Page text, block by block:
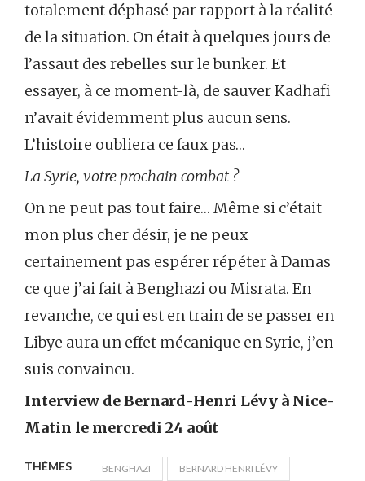
totalement déphasé par rapport à la réalité
de la situation. On était à quelques jours de
l’assaut des rebelles sur le bunker. Et
essayer, à ce moment-là, de sauver Kadhafi
n’avait évidemment plus aucun sens.
L’histoire oubliera ce faux pas…
La Syrie, votre prochain combat ?
On ne peut pas tout faire… Même si c’était
mon plus cher désir, je ne peux
certainement pas espérer répéter à Damas
ce que j’ai fait à Benghazi ou Misrata. En
revanche, ce qui est en train de se passer en
Libye aura un effet mécanique en Syrie, j’en
suis convaincu.
Interview de Bernard-Henri Lévy à Nice-
Matin le mercredi 24 août
THÈMES BENGHAZI BERNARD HENRI LÉVY